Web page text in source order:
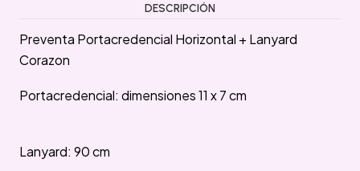
DESCRIPCIÓN
Preventa Portacredencial Horizontal + Lanyard
Corazon
Portacredencial: dimensiones 11 x 7 cm
Lanyard: 90 cm